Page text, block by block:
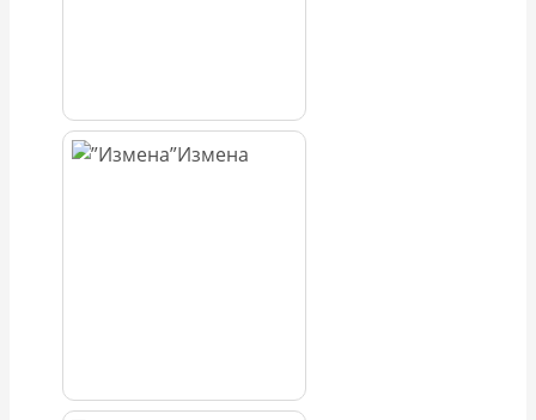
Измена